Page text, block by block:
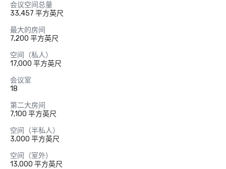
会议空间总量
33,457 平方英尺
最大的房间
7,200 平方英尺
空间（私人）
17,000 平方英尺
会议室
18
第二大房间
7,100 平方英尺
空间（半私人）
3,000 平方英尺
空间（室外）
13,000 平方英尺